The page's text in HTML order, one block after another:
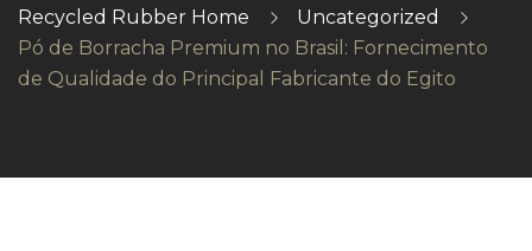
Recycled Rubber Home
Uncategorized
Pó de Borracha Premium no Brasil: Fornecimento
de Qualidade do Principal Fabricante do Egito